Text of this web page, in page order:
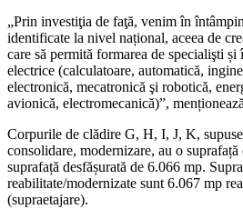
„Prin investiţia de faţă, venim în
identificate la nivel național, aceea de
care să permită formarea de specialişti
electrice (calculatoare, automatică,
electronică, mecatronică şi robotică,
avionică, electromecanică)”,
Corpurile de clădire G, H, I, J, K,
consolidare, modernizare, au o
suprafață desfășurată de 6.066 mp.
reabilitate/modernizate sunt 6.067 mp
(supraetajare).